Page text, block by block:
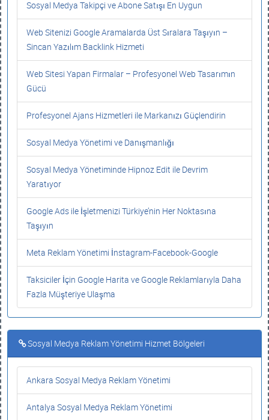
Sosyal Medya Takipçi ve Abone Satışı En Uygun
Web Sitenizi Google Aramalarda Üst Sıralara Taşıyın –
Sincan Yazılım Backlink Hizmeti
Web Sitesi Yapan Firmalar – Profesyonel Web Tasarımın
Gücü
Profesyonel Ajans Hizmetleri ile Markanızı Güçlendirin
Sosyal Medya Yönetimi ve Danışmanlığı
Sosyal Medya Yönetiminde Hipnoz Edit ile Devrim
Yaratıyor
Google Ads ile İşletmenizi Türkiye’nin Her Noktasına
Taşıyın
Meta Reklam Yönetimi İnstagram-Facebook-Google
Taksiciler İçin Google Harita ve Google Reklamlarıyla Daha
Fazla Müşteriye Ulaşma
Sosyal Medya Reklam Yönetimi Hizmet Bölgeleri
Ankara Sosyal Medya Reklam Yönetimi
Antalya Sosyal Medya Reklam Yönetimi